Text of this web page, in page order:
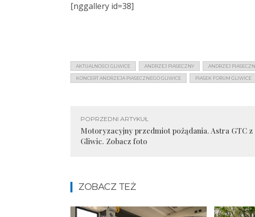
[nggallery id=38]
AKTUALNOŚCI GLIWICE ANDRZEJ PIASECZNY ANDRZEJ
KONCERT ANDRZEJA PIASECZNEGO GLIWICE PIASEK FORUM GLIWICE
POPRZEDNI ARTYKUŁ
Motoryzacyjny przedmiot pożądania. Astra GTC z
Gliwic. Zobacz foto
ZOBACZ TEŻ